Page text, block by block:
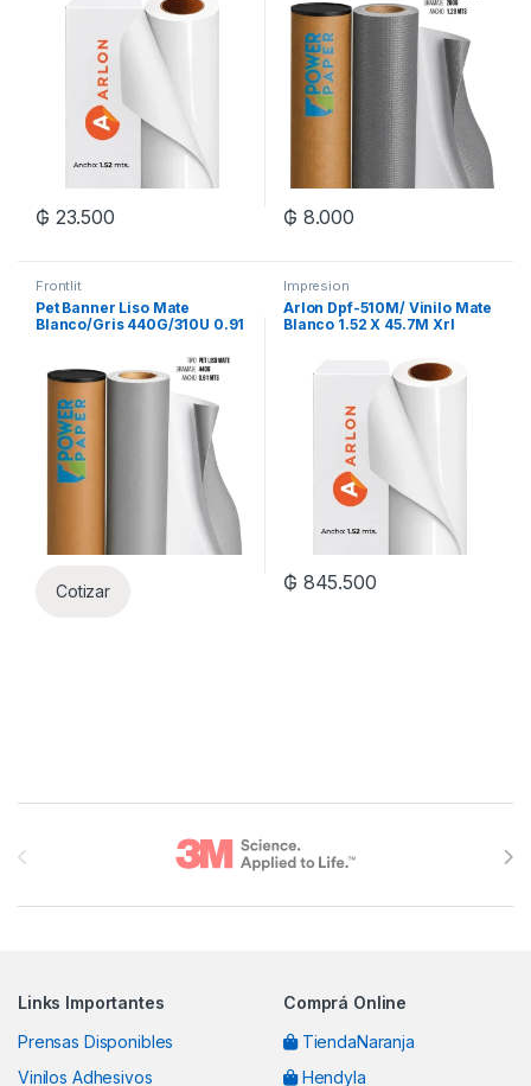
₲ 23.500 ₲ 8.000
Frontlit
Pet Banner Liso Mate
Blanco/Gris 440G/310U 0.91
Cotizar
Impresion
Arlon Dpf-510M/ Vinilo Mate
Blanco 1.52 X 45.7M Xrl
₲ 845.500
Links Importantes
Prensas Disponibles
Vinilos Adhesivos
Comprá Online
TiendaNaranja
Hendyla